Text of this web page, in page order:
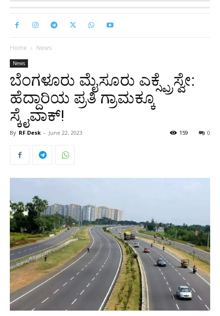
Home News
News
ಬೆಂಗಳೂರು ಮೈಸೂರು ಎಕ್ಸ್ಪ್ರೆಸ್ವೇ:
ಹೆದ್ದಾರಿಯ ಪ್ರತಿ ಗ್ರಾಮಕ್ಕೂ
ಸ್ಕೈವಾಕ್!
By RF Desk - June 22, 2023 0
159